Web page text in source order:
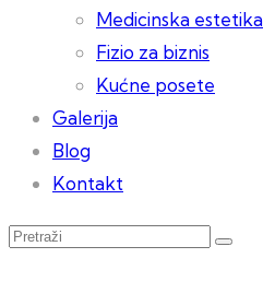
Medicinska estetika
Fizio za biznis
Kućne posete
Galerija
Blog
Kontakt